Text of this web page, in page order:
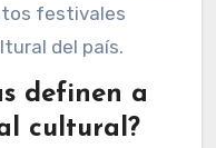
festivales
del país.
definen a
cultural?